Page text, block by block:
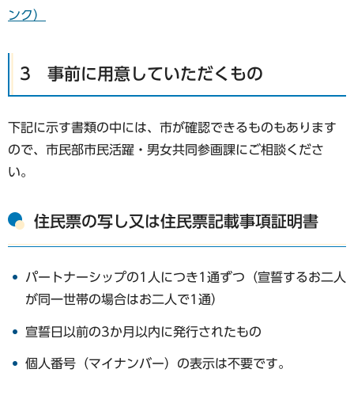
ンク）
3 事前に用意していただくもの
下記に示す書類の中には、市が確認できるものもあります
ので、市民部市民活躍・男女共同参画課にご相談くださ
い。
住民票の写し又は住民票記載事項証明書
パートナーシップの1人につき1通ずつ（宣誓するお二人
が同一世帯の場合はお二人で1通）
宣誓日以前の3か月以内に発行されたもの
個人番号（マイナンバー）の表示は不要です。